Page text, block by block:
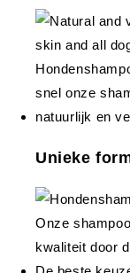
Unieke